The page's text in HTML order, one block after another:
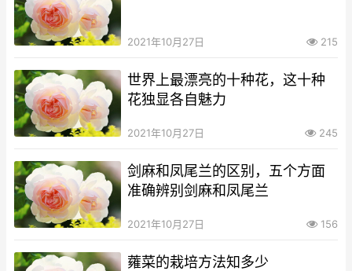
2021年10月27日 215
世界上最漂亮的十种花，这十种
花独显各自魅力
2021年10月27日 245
剑麻和凤尾兰的区别，五个方面
准确辨别剑麻和凤尾兰
2021年10月27日 156
蕹菜的栽培方法知多少